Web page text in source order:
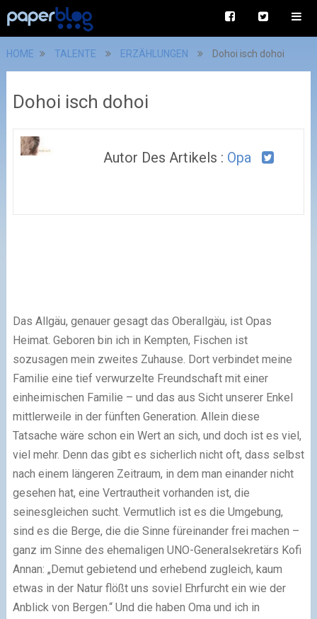
HOME TALENTE ERZÄHLUNGEN Dohoi isch dohoi
Dohoi isch dohoi
Autor Des Artikels : Opa
Das Allgäu, genauer gesagt das Oberallgäu, ist Opas
Heimat. Geboren bin ich in Kempten, Fischen ist
sozusagen mein zweites Zuhause. Dort verbindet meine
Familie eine tief verwurzelte Freundschaft mit einer
einheimischen Familie – und das aus Sicht unserer Enkel
mittlerweile in der fünften Generation. Allein diese
Tatsache wäre schon ein Wert an sich, und doch ist es viel,
viel mehr. Denn das gibt es sicherlich nicht oft, dass selbst
nach einem längeren Zeitraum, in dem man einander nicht
gesehen hat, eine Vertrautheit vorhanden ist, die
seinesgleichen sucht. Vermutlich ist es die Umgebung,
sind es die Berge, die die Sinne füreinander frei machen –
ganz im Sinne des ehemaligen UNO-Generalsekretärs Kofi
Annan: „Demut gebietend und erhebend zugleich, kaum
etwas in der Natur flößt uns soviel Ehrfurcht ein wie der
Anblick von Bergen.“ Und die haben Oma und ich in